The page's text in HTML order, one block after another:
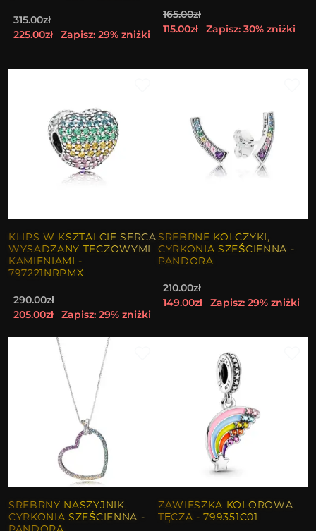
315.00zł
225.00zł
Zapisz: 29% zniżki
165.00zł
115.00zł
Zapisz: 30% zniżki
KLIPS W KSZTALCIE SERCA
WYSADZANY TECZOWYMI
KAMIENIAMI -
797221NRPMX
290.00zł
205.00zł
Zapisz: 29% zniżki
SREBRNE KOLCZYKI,
CYRKONIA SZEŚCIENNA -
PANDORA
210.00zł
149.00zł
Zapisz: 29% zniżki
SREBRNY NASZYJNIK,
CYRKONIA SZEŚCIENNA -
ZAWIESZKA KOLOROWA
TĘCZA - 799351C01